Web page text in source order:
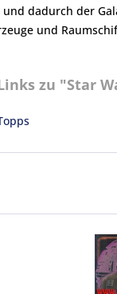
dadurch der
und
zu "Star